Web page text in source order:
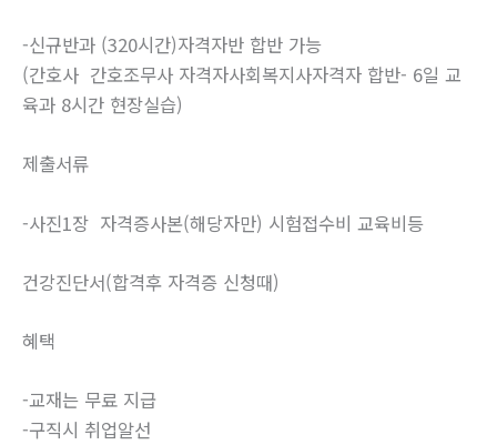
-신규반과 (320시간)자격자반 합반 가능
(간호사 간호조무사 자격자사회복지사자격자 합반- 6일 교
육과 8시간 현장실습)
제출서류
-사진1장 자격증사본(해당자만) 시험접수비 교육비등
건강진단서(합격후 자격증 신청때)
혜택
-교재는 무료 지급
-구직시 취업알선